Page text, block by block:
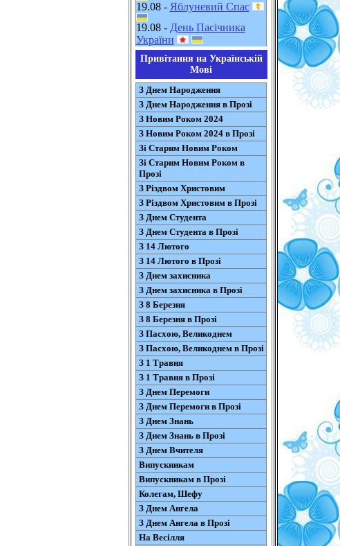
19.08 - Яблуневий Спас
19.08 - День Пасічника
України
Привітання на Українській
Мові
З Днем Народження
З Днем Народження в Прозі
З Новим Роком 2024
З Новим Роком 2024 в Прозі
Зі Старим Новим Роком
Зі Старим Новим Роком в
Прозі
З Різдвом Христовим
З Різдвом Христовим в Прозі
З Днем Студента
З Днем Студента в Прозі
З 14 Лютого
З 14 Лютого в Прозі
З Днем захисника
З Днем захисника в Прозі
З 8 Березня
З 8 Березня в Прозі
З Пасхою, Великоднем
З Пасхою, Великоднем в Прозі
З 1 Травня
З 1 Травня в Прозі
З Днем Перемоги
З Днем Перемоги в Прозі
З Днем Знань
З Днем Знань в Прозі
З Днем Вчителя
Випускникам
Випускникам в Прозі
Колегам, Шефу
З Днем Ангела
З Днем Ангела в Прозі
На Весілля